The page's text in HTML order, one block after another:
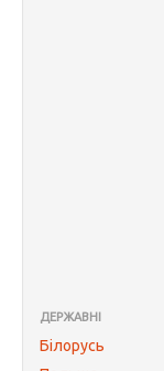
ДЕРЖАВНІ
Білорусь